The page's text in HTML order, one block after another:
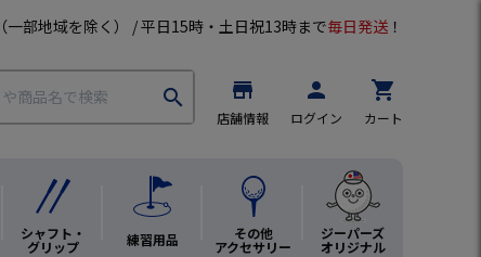
（一部地域を除く） / 平日15時・土日祝13時まで毎日発送 ！
search store
店舗情報
person
ログイン
shopping_cart
カート
シャフト・
グリップ 練習用品 その他
アクセサリー
ジーパーズ
オリジナル